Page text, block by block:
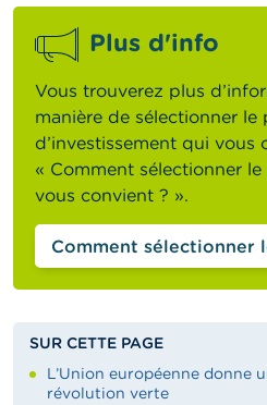
Plus d'info
Vous trouverez plus
manière de sélectionner le
d’investissement qui vous
« Comment sélectionner
vous convient ? ».
SUR CETTE PAGE
L’Union européenne donne
révolution verte